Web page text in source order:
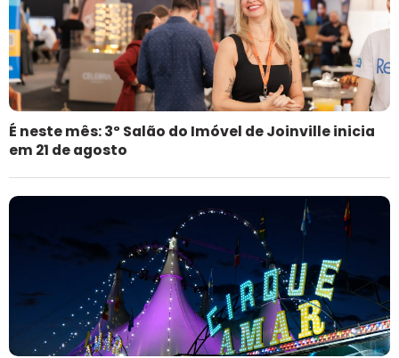
É neste mês: 3º Salão do Imóvel de Joinville inicia
em 21 de agosto